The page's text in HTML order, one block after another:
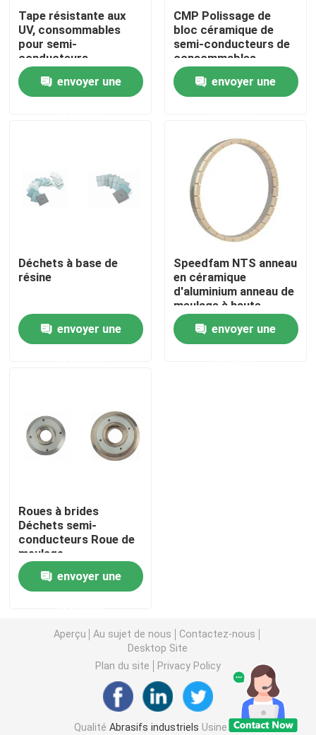
À la maison
Produits
Vidéos
Visite de l'usine
Nous contacter
Demandez un devis
Abrasifs revêtus
Abrasifs liés
Insertions d'outil au carbure
Abrasifs à liaison de résine
Abrasifs liés au métal
Appareil de mesure de roulement
Abrasifs liés vitrifiés
Tape résistante aux
UV, consommables
pour semi-
conducteurs
envoyer une
CMP Polissage de
bloc céramique de
semi-conducteurs de
consommables
ISO9001
envoyer une
Déchets à base de
résine
envoyer une
Speedfam NTS anneau
en céramique
d'aluminium anneau de
meulage à haute
dureté
envoyer une
Roues à brides
Déchets semi-
conducteurs Roue de
meulage
envoyer une
Aperçu Au sujet de nous
Contactez-nous
Desktop Site
Plan du site
Privacy Policy
Qualité Abrasifs industriels Usine De